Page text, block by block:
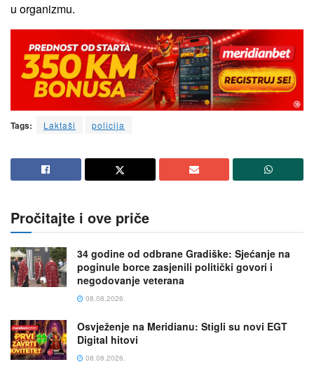
u organizmu.
Tags: Laktaši policija
Pročitajte i ove priče
34 godine od odbrane Gradiške: Sjećanje na
poginule borce zasjenili politički govori i
negodovanje veterana
08.08.2026.
Osvježenje na Meridianu: Stigli su novi EGT
Digital hitovi
08.08.2026.